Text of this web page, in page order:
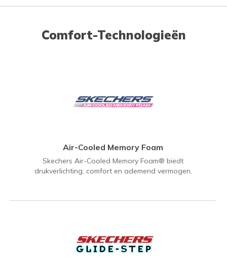
Comfort-Technologieën
Air-Cooled Memory Foam
Skechers Air-Cooled Memory Foam® biedt
drukverlichting, comfort en ademend vermogen.